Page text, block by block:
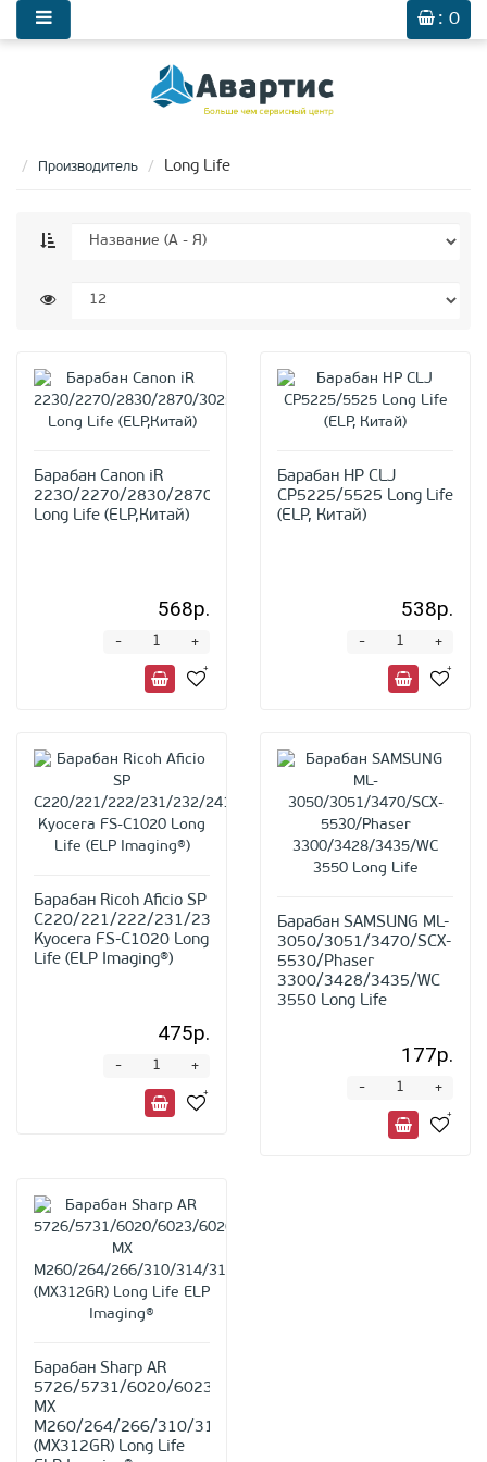
: 0
Производитель Long Life
Барабан Canon iR
2230/2270/2830/2870/3025/3035/3045/3225/3235/
Long Life (ELP,Китай)
568р.
+
-
Барабан HP CLJ
CP5225/5525 Long Life
(ELP, Китай)
538р.
+
-
Барабан Ricoh Aficio SP
C220/221/222/231/232/241/242/250/252/310/312/320,
Kyocera FS-C1020 Long
Life (ELP Imaging®)
475р.
+
-
Барабан SAMSUNG ML-
3050/3051/3470/SCX-
5530/Phaser
3300/3428/3435/WC
3550 Long Life
177р.
+
-
Барабан Sharp AR
5726/5731/6020/6023/6026/6031,
MX
M260/264/266/310/314/316/354/356
(MX312GR) Long Life